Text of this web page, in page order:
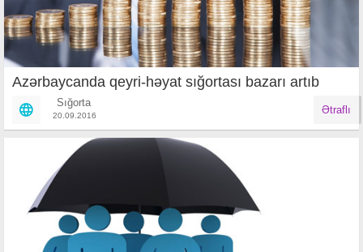
Azərbaycanda qeyri-həyat sığortası bazarı artıb
Sığorta
20.09.2016 Ətraflı